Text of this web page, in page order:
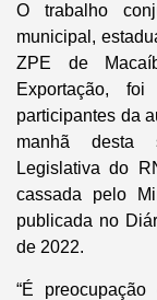
O trabalho
municipal,
ZPE de
Exportação,
participantes da
manhã desta
Legislativa do
cassada pelo
publicada no
de 2022.
“É